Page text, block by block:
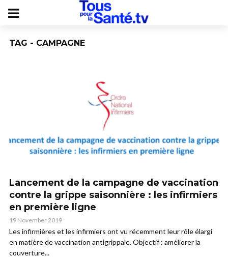
TAG - CAMPAGNE
Lancement de la campagne de vaccination
contre la grippe saisonnière : les infirmiers
en première ligne
19 November 2019
Les infirmières et les infirmiers ont vu récemment leur rôle élargi
en matière de vaccination antigrippale. Objectif : améliorer la
couverture...